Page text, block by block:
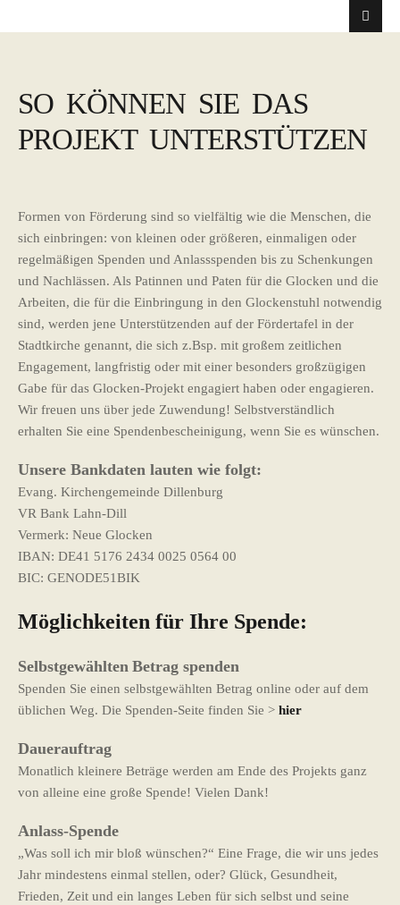
SO KÖNNEN SIE DAS
PROJEKT UNTERSTÜTZEN
Formen von Förderung sind so vielfältig wie die Menschen, die
sich einbringen: von kleinen oder größeren, einmaligen oder
regelmäßigen Spenden und Anlassspenden bis zu Schenkungen
und Nachlässen. Als Patinnen und Paten für die Glocken und die
Arbeiten, die für die Einbringung in den Glockenstuhl notwendig
sind, werden jene Unterstützenden auf der Fördertafel in der
Stadtkirche genannt, die sich z.Bsp. mit großem zeitlichen
Engagement, langfristig oder mit einer besonders großzügigen
Gabe für das Glocken-Projekt engagiert haben oder engagieren.
Wir freuen uns über jede Zuwendung! Selbstverständlich
erhalten Sie eine Spendenbescheinigung, wenn Sie es wünschen.
Unsere Bankdaten lauten wie folgt:
Evang. Kirchengemeinde Dillenburg
VR Bank Lahn-Dill
Vermerk: Neue Glocken
IBAN: DE41 5176 2434 0025 0564 00
BIC: GENODE51BIK
Möglichkeiten für Ihre Spende:
Selbstgewählten Betrag spenden
Spenden Sie einen selbstgewählten Betrag online oder auf dem
üblichen Weg. Die Spenden-Seite finden Sie > hier
Dauerauftrag
Monatlich kleinere Beträge werden am Ende des Projekts ganz
von alleine eine große Spende! Vielen Dank!
Anlass-Spende
„Was soll ich mir bloß wünschen?“ Eine Frage, die wir uns jedes
Jahr mindestens einmal stellen, oder? Glück, Gesundheit,
Frieden, Zeit und ein langes Leben für sich selbst und seine